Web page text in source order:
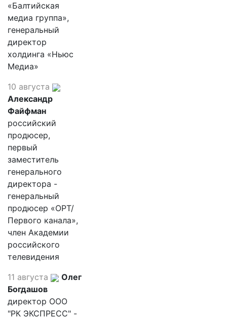
«Балтийская
медиа группа»,
генеральный
директор
холдинга «Ньюс
Медиа»
10 августа
Александр
Файфман
российский
продюсер,
первый
заместитель
генерального
директора -
генеральный
продюсер «ОРТ/
Первого канала»,
член Академии
российского
телевидения
11 августа
Олег
Богдашов
директор ООО
"РК ЭКСПРЕСС" -